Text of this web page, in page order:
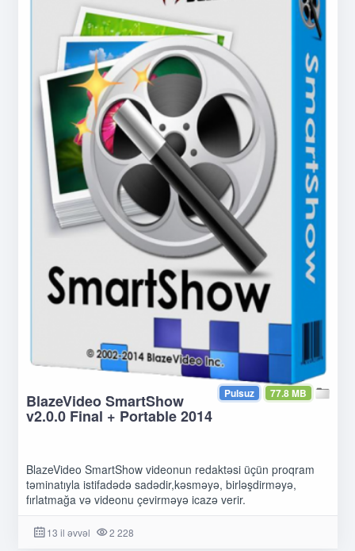
77.8 MB
Pulsuz
BlazeVideo SmartShow
v2.0.0 Final + Portable 2014
BlazeVideo SmartShow videonun redaktəsi üçün proqram
təminatıyla istifadədə sadədir,kəsməyə, birləşdirməyə,
fırlatmağa və videonu çevirməyə icazə verir.
13 il əvvəl 2 228